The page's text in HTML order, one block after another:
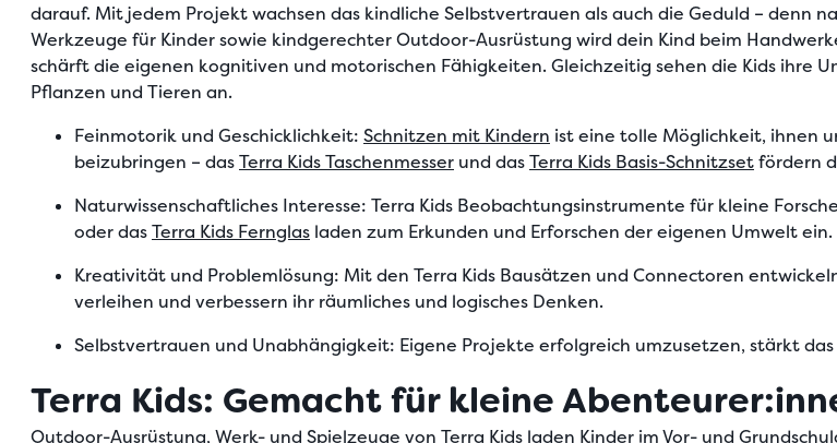
darauf. Mit jedem Projekt wachsen das kindliche Selbstvertrauen als auch die Geduld – denn
Werkzeuge für Kindersowie kindgerechter Outdoor-Ausrüstung wird dein Kind beim
schärft die eigenen kognitiven und motorischen Fähigkeiten. Gleichzeitig sehen die Kids ihre
Pflanzen und Tieren an.
Feinmotorik und Geschicklichkeit: Schnitzen mit Kindern ist eine tolle Möglichkeit, ihnen
beizubringen – dasTerra Kids Taschenmesser und dasTerra Kids Basis-Schnitzsetfördern
Naturwissenschaftliches Interesse: Terra Kids Beobachtungsinstrumente für kleine
oder dasTerra Kids Fernglas laden zum Erkunden und Erforschen der eigenen Umwelt ein.
Kreativität und Problemlösung: Mit den Terra Kids Bausätzen und Connectoren
verleihen und verbessern ihr räumliches und logisches Denken.
Selbstvertrauen und Unabhängigkeit: Eigene Projekte erfolgreich umzusetzen, stärkt
Terra Kids: Gemacht für kleine
Outdoor-Ausrüstung, Werk- und Spielzeuge von Terra Kids laden Kinder im Vor- und